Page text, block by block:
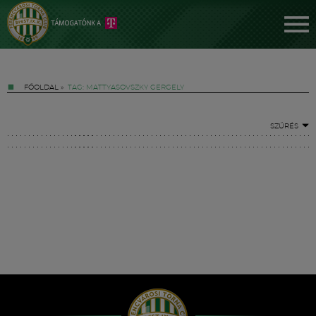
FŐOLDAL » TAG: MATTYASOVSZKY GERGELY
SZŰRÉS
Hírek